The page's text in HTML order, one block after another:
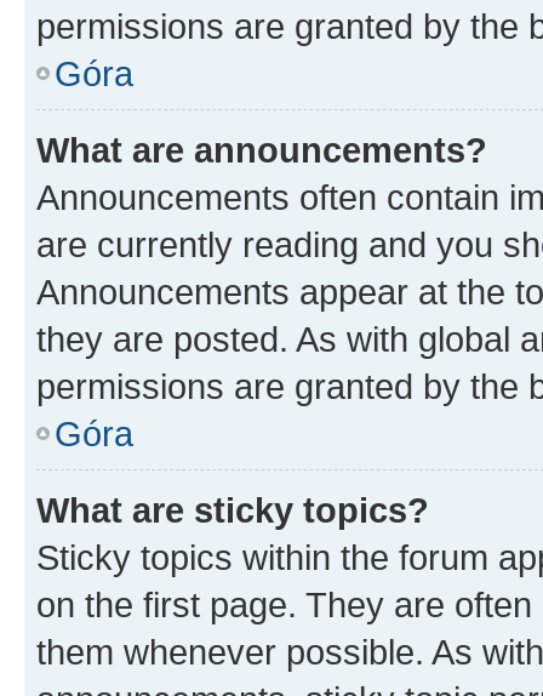
permissions are granted by the
Góra
What are announcements?
Announcements often contain
are currently reading and you
Announcements appear at the
they are posted. As with global
permissions are granted by the
Góra
What are sticky topics?
Sticky topics within the forum
on the first page. They are
them whenever possible. As